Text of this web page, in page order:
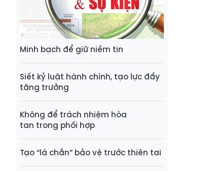
Minh bạch để giữ niềm tin
Siết kỷ luật hành chính, tạo lực đẩy
tăng trưởng
Không để trách nhiệm hòa
tan trong phối hợp
Tạo “lá chắn” bảo vệ trước thiên tai